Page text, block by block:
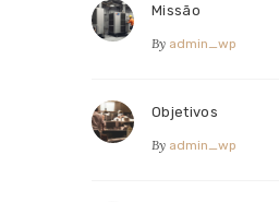
Missão
By admin_wp
Objetivos
By admin_wp